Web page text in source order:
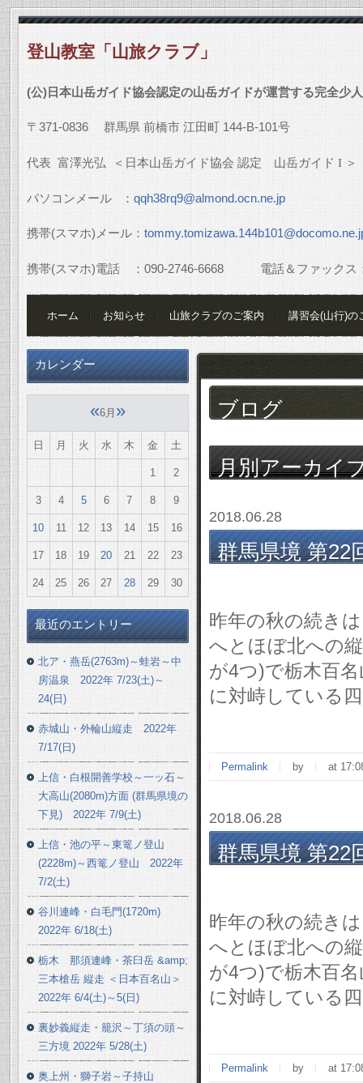
登山教室「山旅クラブ」
(公)日本山岳ガイド協会認定の山岳ガイドが運営する完全少
〒 371-0836 群馬県 前橋市 江田町 144-B-101号
代表 富澤光弘 ＜日本山岳ガイド協会 認定 山岳ガイド I ＞
パソコンメール ： qqh38rq9@almond.ocn.ne.jp
携帯(スマホ)メール：
携帯(スマホ)電話 ： 090-2746-6668電話＆ファックス
ホーム お知らせ 山旅クラブのご案内 講習会(山行)の
ブログ
月別アーカイ
2018.06.28
群馬県境 第22
昨年の秋の続き
へとほぼ北への
が4つ)で栃木百
に対峙している
Permalink by at
2018.06.28
群馬県境 第22
昨年の秋の続き
へとほぼ北への
が4つ)で栃木百
に対峙している
Permalink by at
カレンダー
«6月 »
日 月 火 水 木 金 土
1 2
3 4 5 6 7 8 9
10 11 12 13 14 15 16
17 18 19 20 21 22 23
24 25 26 27 28 29 30
最近のエントリー
北ア・燕岳(2763m)～蛙岩～中
房温泉 2022年 7/23(土)～
24(日)
赤城山・外輪山縦走 2022年
7/17(日)
上信・白根開善学校～一ッ石～
大高山(2080m)方面 (群馬県境の
下見) 2022年 7/9(土)
上信・池の平～東篭ノ登山
(2228m)～西篭ノ登山 2022年
7/2(土)
谷川連峰・白毛門(1720m)
2022年 6/18(土)
栃木 那須連峰・茶臼岳 &amp;
三本槍岳 縦走 ＜日本百名山＞
2022年 6/4(土)～5(日)
裏妙義縦走・籠沢～丁須の頭～
三方境 2022年 5/28(土)
奥上州・獅子岩～子持山